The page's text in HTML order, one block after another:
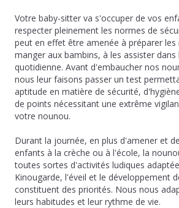
Votre baby-sitter va s'occuper de vos
respecter pleinement les normes de
peut en effet être amenée à préparer les
manger aux bambins, à les assister
quotidienne. Avant d'embaucher nos
nous leur faisons passer un test
aptitude en matière de sécurité,
de points nécessitant une extrême
votre nounou.
Durant la journée, en plus d'amener et
enfants à la crèche ou à l'école, la
toutes sortes d'activités ludiques
Kinougarde, l'éveil et le développement
constituent des priorités. Nous nous
leurs habitudes et leur rythme de vie.